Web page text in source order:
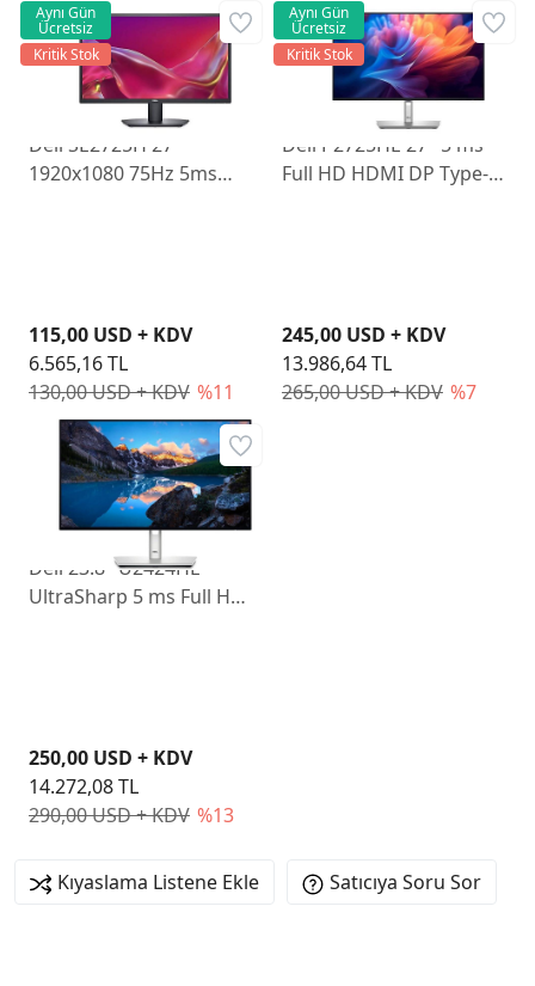
Dell SE2725H 27"
1920x1080 75Hz 5ms
130,00 USD + KDV %11
115,00 USD + KDV
6.565,16 TL
Aynı Gün
Ücretsiz
Kritik Stok
Dell P2725HE 27" 5 ms
Full HD HDMI DP Type-C
265,00 USD + KDV %7
245,00 USD + KDV
13.986,64 TL
Aynı Gün
Ücretsiz
Kritik Stok
Dell 23.8" U2424HE
UltraSharp 5 ms Full HD
290,00 USD + KDV %13
250,00 USD + KDV
14.272,08 TL
Kıyaslama Listene Ekle Satıcıya Soru Sor